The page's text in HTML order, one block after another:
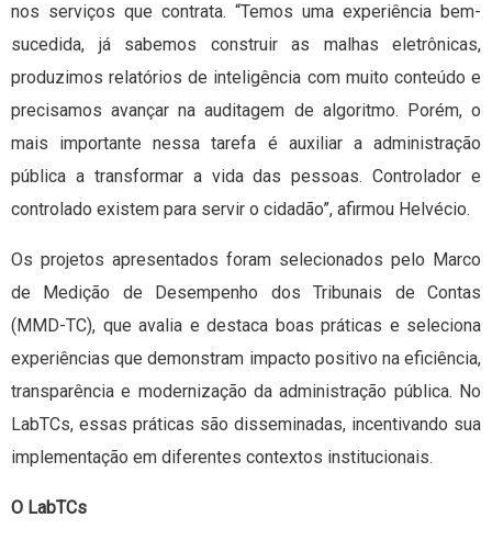
nos serviços que contrata. “Temos uma experiência bem-
sucedida, já sabemos construir as malhas eletrônicas,
produzimos relatórios de inteligência com muito conteúdo e
precisamos avançar na auditagem de algoritmo. Porém, o
mais importante nessa tarefa é auxiliar a administração
pública a transformar a vida das pessoas. Controlador e
controlado existem para servir o cidadão”, afirmou Helvécio.
Os projetos apresentados foram selecionados pelo Marco
de Medição de Desempenho dos Tribunais de Contas
(MMD-TC), que avalia e destaca boas práticas e seleciona
experiências que demonstram impacto positivo na eficiência,
transparência e modernização da administração pública. No
LabTCs, essas práticas são disseminadas, incentivando sua
implementação em diferentes contextos institucionais.
O LabTCs